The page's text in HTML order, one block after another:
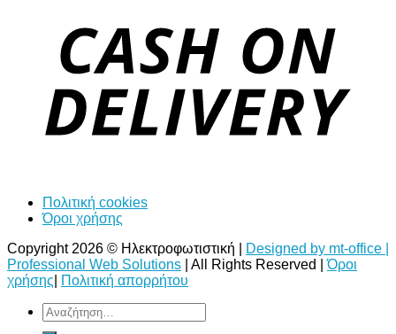
Πολιτική cookies
Όροι χρήσης
Copyright 2026 © Ηλεκτροφωτιστική |
Designed by mt-office |
Professional Web Solutions | All Rights Reserved |Όροι
χρήσης
Πολιτική απορρήτου
Αναζήτηση
για: